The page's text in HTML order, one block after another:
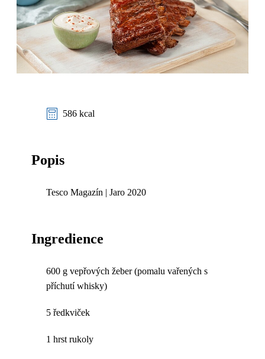
586 kcal
Popis
Tesco Magazín | Jaro 2020
Ingredience
600 g vepřových žeber (pomalu vařených s
příchutí whisky)
5 ředkviček
1 hrst rukoly